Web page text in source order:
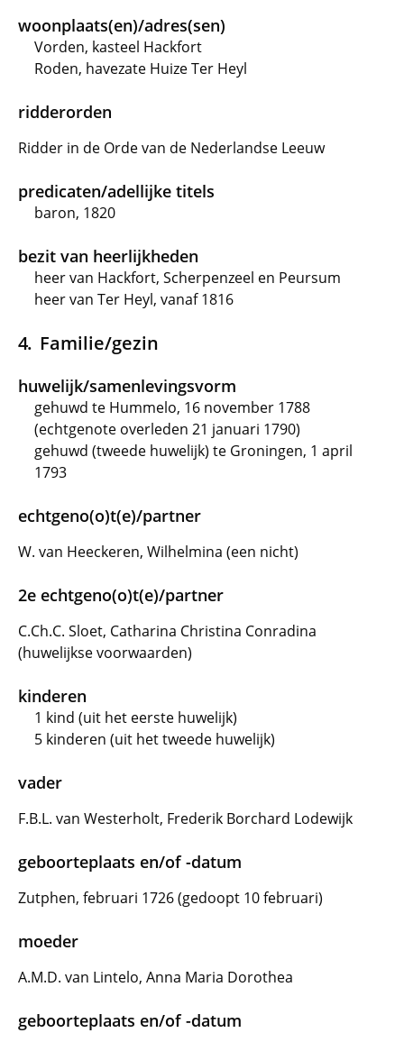
woonplaats(en)/adres(sen)
Vorden, kasteel Hackfort
Roden, havezate Huize Ter Heyl
ridderorden
Ridder in de Orde van de Nederlandse Leeuw
predicaten/adellijke titels
baron, 1820
bezit van heerlijkheden
heer van Hackfort, Scherpenzeel en Peursum
heer van Ter Heyl, vanaf 1816
Familie/gezin
huwelijk/samenlevingsvorm
gehuwd te Hummelo, 16 november 1788
(echtgenote overleden 21 januari 1790)
gehuwd (tweede huwelijk) te Groningen, 1 april
1793
echtgeno(o)t(e)/partner
W. van Heeckeren, Wilhelmina (een nicht)
2e echtgeno(o)t(e)/partner
C.Ch.C. Sloet, Catharina Christina Conradina
(huwelijkse voorwaarden)
kinderen
1 kind (uit het eerste huwelijk)
5 kinderen (uit het tweede huwelijk)
vader
F.B.L. van Westerholt, Frederik Borchard Lodewijk
geboorteplaats en/of -datum
Zutphen, februari 1726 (gedoopt 10 februari)
moeder
A.M.D. van Lintelo, Anna Maria Dorothea
geboorteplaats en/of -datum